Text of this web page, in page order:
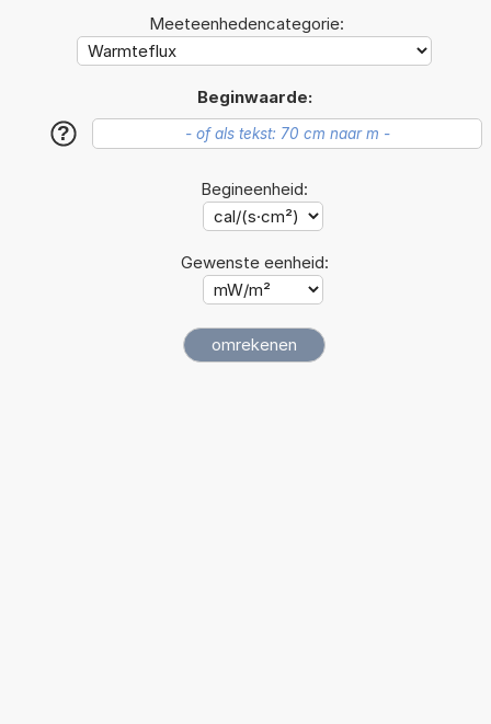
Meeteenhedencategorie:
Beginwaarde:
?
Begineenheid:
Gewenste eenheid: